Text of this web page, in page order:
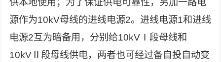
供本地使用；为了保证供电可靠性，另加一路电
源作为10kV母线的进线电源2。进线电源1和进线
电源2互为暗备用，分别给10kVⅠ段母线和
10kVⅡ段母线供电，两者也可经过备自投自动变